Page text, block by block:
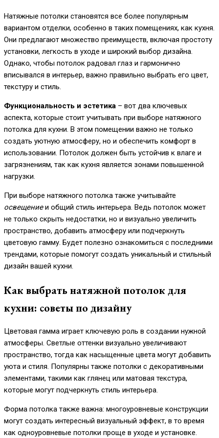
Натяжные потолки становятся все более популярным
вариантом отделки, особенно в таких помещениях, как кухня.
Они предлагают множество преимуществ, включая простоту
установки, легкость в уходе и широкий выбор дизайна.
Однако, чтобы потолок радовал глаз и гармонично
вписывался в интерьер, важно правильно выбрать его цвет,
текстуру и стиль.
Функциональность и эстетика – вот два ключевых
аспекта, которые стоит учитывать при выборе натяжного
потолка для кухни. В этом помещении важно не только
создать уютную атмосферу, но и обеспечить комфорт в
использовании. Потолок должен быть устойчив к влаге и
загрязнениям, так как кухня является зонами повышенной
нагрузки.
При выборе натяжного потолка также учитывайте
освещениеи общий стиль интерьера. Ведь потолок может
не только скрыть недостатки, но и визуально увеличить
пространство, добавить атмосферу или подчеркнуть
цветовую гамму. Будет полезно ознакомиться с последними
трендами, которые помогут создать уникальный и стильный
дизайн вашей кухни.
Как выбрать натяжной потолок для
кухни: советы по дизайну
Цветовая гамма играет ключевую роль в создании нужной
атмосферы. Светлые оттенки визуально увеличивают
пространство, тогда как насыщенные цвета могут добавить
уюта и стиля. Популярны также потолки с декоративными
элементами, такими как глянец или матовая текстура,
которые могут подчеркнуть стиль интерьера.
Форма потолка также важна: многоуровневые конструкции
могут создать интересный визуальный эффект, в то время
как одноуровневые потолки проще в уходе и установке.